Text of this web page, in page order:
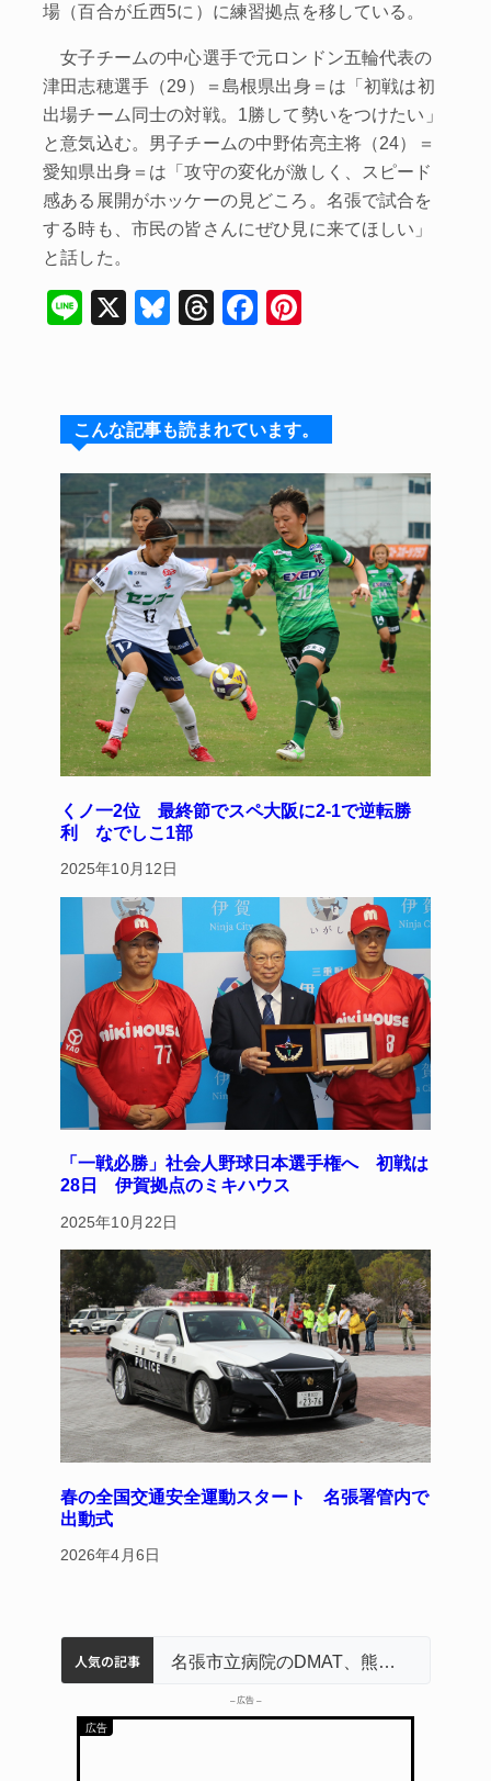
場（百合が丘西5に）に練習拠点を移している。
女子チームの中心選手で元ロンドン五輪代表の
津田志穂選手（29）＝島根県出身＝は「初戦は初
出場チーム同士の対戦。1勝して勢いをつけたい」
と意気込む。男子チームの中野佑亮主将（24）＝
愛知県出身＝は「攻守の変化が激しく、スピード
感ある展開がホッケーの見どころ。名張で試合を
する時も、市民の皆さんにぜひ見に来てほしい」
と話した。
Li
X
Bl
s
k
y
T
a
d
s
F
e
b
o
o
k
e
st
こんな記事も読まれています。
くノ一2位 最終節でスペ大阪に2-1で逆転勝
利 なでしこ1部
2025年10月12日
「一戦必勝」社会人野球日本選手権へ 初戦は
28日 伊賀拠点のミキハウス
2025年10月22日
春の全国交通安全運動スタート 名張署管内で
出動式
2026年4月6日
人気の記事
名張市水道料金47％値上げへ 答申案、審議会で大筋まとまる
器物損壊容疑で83歳女逮捕 伊賀署
中学校の陶壁モニュメント 地元建設会社がボランティアで清掃 伊賀名張市立病院のDMAT、熊本地震の被災地へ 能登以来3回目の派遣
– 広告 –